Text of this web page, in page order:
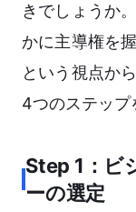
きでしょうか
かに主導権を
という視点か
4つのステップ
Step 1：ビ
ーの選定